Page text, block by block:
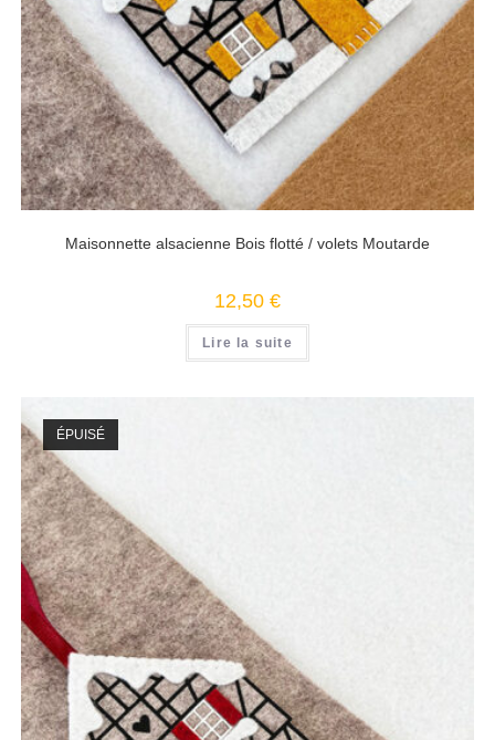
Maisonnette alsacienne Bois flotté / volets Moutarde
12,50 €
Lire la suite
ÉPUISÉ